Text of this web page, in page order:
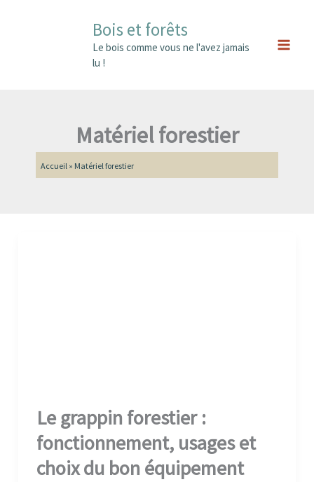
Bois et forêts
Le bois comme vous ne l'avez jamais
lu !
Matériel forestier
Accueil » Matériel forestier
Le grappin forestier :
fonctionnement, usages et
choix du bon équipement